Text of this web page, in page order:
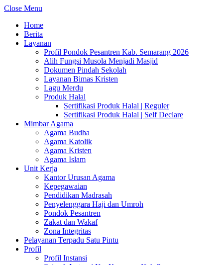
Close Menu
Home
Berita
Layanan
Profil Pondok Pesantren Kab. Semarang 2026
Alih Fungsi Musola Menjadi Masjid
Dokumen Pindah Sekolah
Layanan Bimas Kristen
Lagu Merdu
Produk Halal
Sertifikasi Produk Halal | Reguler
Sertifikasi Produk Halal | Self Declare
Mimbar Agama
Agama Budha
Agama Katolik
Agama Kristen
Agama Islam
Unit Kerja
Kantor Urusan Agama
Kepegawaian
Pendidikan Madrasah
Penyelenggara Haji dan Umroh
Pondok Pesantren
Zakat dan Wakaf
Zona Integritas
Pelayanan Terpadu Satu Pintu
Profil
Profil Instansi